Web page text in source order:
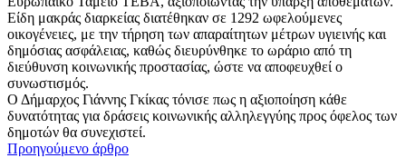
Είδη μακράς διαρκείας διατέθηκαν σε 1292 ωφελούμενες
οικογένειες, με την τήρηση των απαραίτητων μέτρων υγιεινής και
δημόσιας ασφάλειας, καθώς διευρύνθηκε το ωράριο από τη
διεύθυνση κοινωνικής προστασίας, ώστε να αποφευχθεί ο
συνωστισμός.
Ο Δήμαρχος Γιάννης Γκίκας τόνισε πως η αξιοποίηση κάθε
δυνατότητας για δράσεις κοινωνικής αλληλεγγύης προς όφελος των
δημοτών θα συνεχιστεί.
Προηγούμενο άρθρο